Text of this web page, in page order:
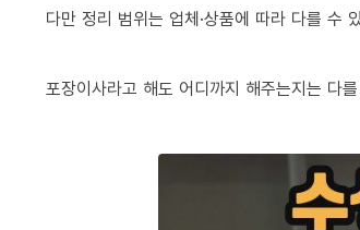
다만 정리 범위는 업체·상품에 따라 다를 수
포장이사라고 해도 어디까지 해주는지는 다